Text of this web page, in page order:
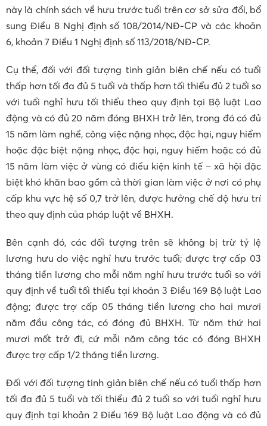
này là chính sách về hưu trước tuổi trên cơ sở sửa đổi, bổ
sung Điều 8 Nghị định số 108/2014/NĐ-CP và các khoản
6, khoản 7 Điều 1 Nghị định số 113/2018/NĐ-CP.
Cụ thể, đối với đối tượng tinh giản biên chế nếu có tuổi
thấp hơn tối đa đủ 5 tuổi và thấp hơn tối thiểu đủ 2 tuổi so
với tuổi nghỉ hưu tối thiểu theo quy định tại Bộ luật Lao
động và có đủ 20 năm đóng BHXH trở lên, trong đó có đủ
15 năm làm nghề, công việc nặng nhọc, độc hại, nguy hiểm
hoặc đặc biệt nặng nhọc, độc hại, nguy hiểm hoặc có đủ
15 năm làm việc ở vùng có điều kiện kinh tế – xã hội đặc
biệt khó khăn bao gồm cả thời gian làm việc ở nơi có phụ
cấp khu vực hệ số 0,7 trở lên, được hưởng chế độ hưu trí
theo quy định của pháp luật về BHXH.
Bên cạnh đó, các đối tượng trên sẽ không bị trừ tỷ lệ
lương hưu do việc nghỉ hưu trước tuổi; được trợ cấp 03
tháng tiền lương cho mỗi năm nghỉ hưu trước tuổi so với
quy định về tuổi tối thiểu tại khoản 3 Điều 169 Bộ luật Lao
động; được trợ cấp 05 tháng tiền lương cho hai mươi
năm đầu công tác, có đóng đủ BHXH. Từ năm thứ hai
mươi mốt trở đi, cứ mỗi năm công tác có đóng BHXH
được trợ cấp 1/2 tháng tiền lương.
Đối với đối tượng tinh giản biên chế nếu có tuổi thấp hơn
tối đa đủ 5 tuổi và tối thiểu đủ 2 tuổi so với tuổi nghỉ hưu
quy định tại khoản 2 Điều 169 Bộ luật Lao động và có đủ